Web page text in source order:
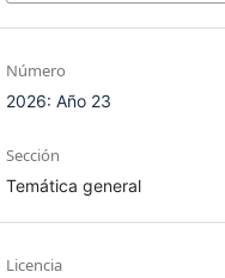
Número
2026: Año 23
Sección
Temática general
Licencia